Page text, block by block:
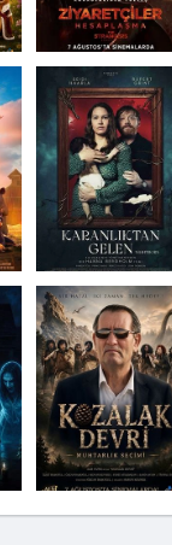
Karanlıktan Gelen
Şeytandan Satılık
Moana
Kozalak Devri